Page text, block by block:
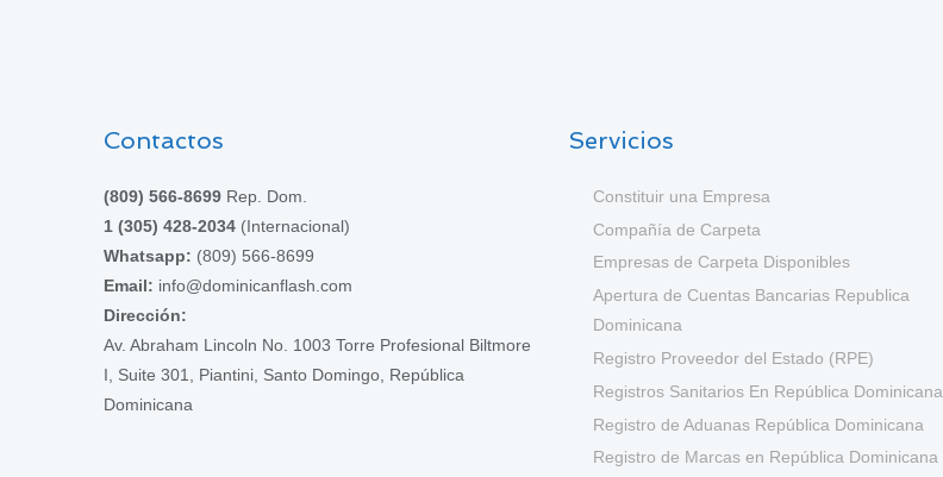
Contactos
(809) 566-8699 Rep. Dom.
1 (305) 428-2034 (Internacional)
Whatsapp: (809) 566-8699
Email: info@dominicanflash.com
Dirección:
Av. Abraham Lincoln No. 1003 Torre Profesional Biltmore
I, Suite 301, Piantini, Santo Domingo, República
Dominicana
Servicios
Constituir una Empresa
Compañía de Carpeta
Empresas de Carpeta Disponibles
Apertura de Cuentas Bancarias Republica
Dominicana
Registro Proveedor del Estado (RPE)
Registros Sanitarios En República Dominicana
Registro de Aduanas República Dominicana
Registro de Marcas en República Dominicana